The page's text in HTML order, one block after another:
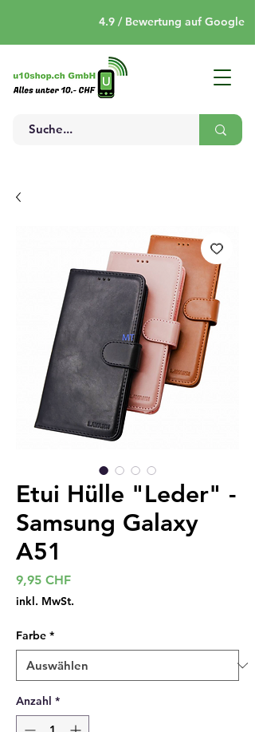
4.9 / Bewertung auf Google
Etui Hülle "Leder" -
Samsung Galaxy
A51
9,95 CHFPreis
inkl. MwSt.
Farbe *
Anzahl *